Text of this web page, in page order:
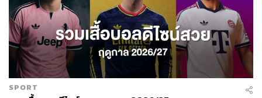
ตลอดการค้าแข้งกับราชันชุดขาว ฮาเมสได้รับโอกาสในการ
ลงเล่นทั้งหมด 125 นัด ทำไป 37 ประตู กับอีก 42 แอสซิสต์ มี
ส่วนช่วยทีมคว้าแชมป์ลีก 2 สมัย, ยูฟ่าแชมเปียนส์ลีก 2 สมัย,
สโมสรโลก 2 สมัย, ยูฟ่าซูเปอร์คัพ 2 สมัย และ ซูเปร์โกปา เด
เอสปันญา 1 สมัย
SPORT